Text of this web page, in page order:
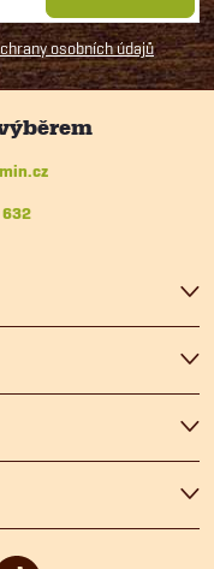
osobních údajů